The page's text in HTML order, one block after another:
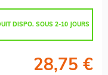
DISPO. SOUS 2-10 JOURS
28,75 €